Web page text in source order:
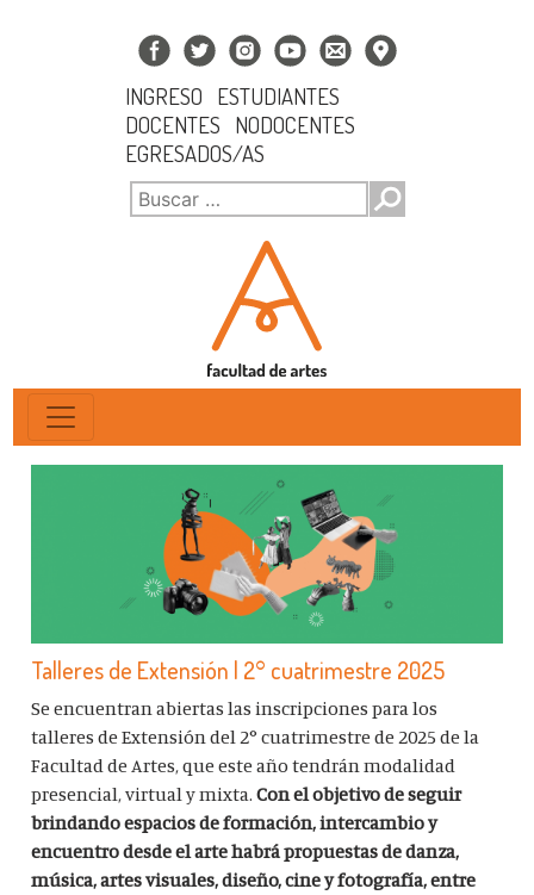
INGRESO
ESTUDIANTES
DOCENTES
NODOCENTES
EGRESADOS/AS
Talleres de Extensión | 2° cuatrimestre 2025
Se encuentran abiertas las inscripciones para los
talleres de Extensión del 2° cuatrimestre de 2025 de la
Facultad de Artes, que este año tendrán modalidad
presencial, virtual y mixta.Con el objetivo de seguir
brindando espacios de formación, intercambio y
encuentro desde el arte habrá propuestas de danza,
música, artes visuales, diseño, cine y fotografía, entre